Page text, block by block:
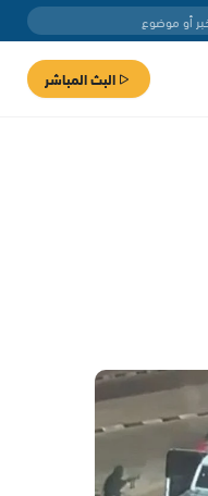
البث المباشر